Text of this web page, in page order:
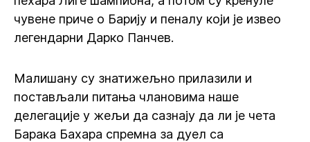
чувене приче о Барију и пеналу који је извео
легендарни Дарко Панчев.
Малишану су знатижељно прилазили и
постављали питања члановима наше
делегације у жељи да сазнају да ли је чета
Барака Бахара спремна за дуел са